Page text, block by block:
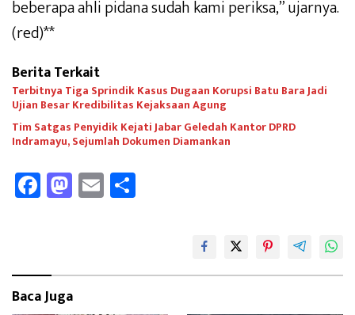
beberapa ahli pidana sudah kami periksa,” ujarnya.
(red)**
Berita Terkait
Terbitnya Tiga Sprindik Kasus Dugaan Korupsi Batu Bara Jadi
Ujian Besar Kredibilitas Kejaksaan Agung
Tim Satgas Penyidik Kejati Jabar Geledah Kantor DPRD
Indramayu, Sejumlah Dokumen Diamankan
Fa
ce
k
M
as
o
E
m
Baca Juga